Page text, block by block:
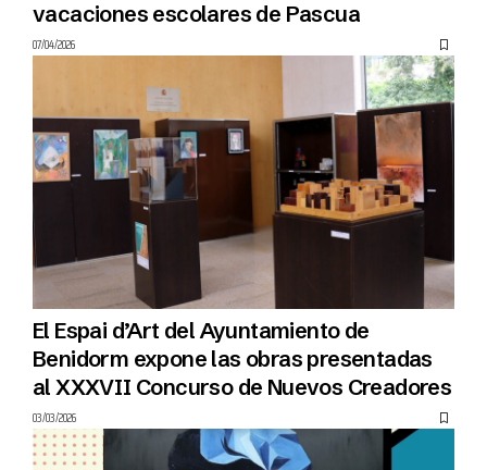
vacaciones escolares de Pascua
07/04/2026
El Espai d’Art del Ayuntamiento de
Benidorm expone las obras presentadas
al XXXVII Concurso de Nuevos Creadores
03/03/2026